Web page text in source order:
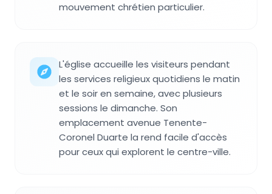
mouvement chrétien particulier.
L'église accueille les visiteurs pendant
les services religieux quotidiens le matin
et le soir en semaine, avec plusieurs
sessions le dimanche. Son
emplacement avenue Tenente-
Coronel Duarte la rend facile d'accès
pour ceux qui explorent le centre-ville.